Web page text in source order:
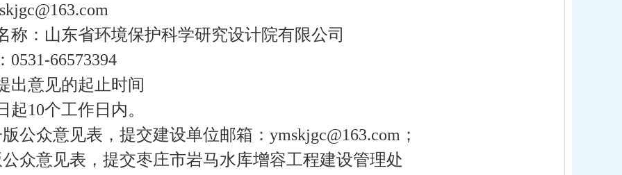
称：山东省环境保护科学研究设计院有限公司
0531-66573394
出意见的起止时间
起10个工作日内。
版公众意见表，提交建设单位邮箱：ymskjgc@163.com；
公众意见表，提交枣庄市岩马水库增容工程建设管理处